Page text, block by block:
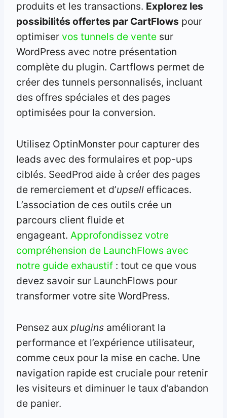
produits et les transactions. Explorez les
possibilités offertes par CartFlows pour
optimiser vos tunnels de vente sur
WordPress avec notre présentation
complète du plugin. Cartflows permet de
créer des tunnels personnalisés, incluant
des offres spéciales et des pages
optimisées pour la conversion.
Utilisez OptinMonster pour capturer des
leads avec des formulaires et pop-ups
ciblés. SeedProd aide à créer des pages
de remerciement et d’upsell efficaces.
L’association de ces outils crée un
parcours client fluide et
engageant. Approfondissez votre
compréhension de LaunchFlows avec
notre guide exhaustif : tout ce que vous
devez savoir sur LaunchFlows pour
transformer votre site WordPress.
Pensez aux plugins améliorant la
performance et l’expérience utilisateur,
comme ceux pour la mise en cache. Une
navigation rapide est cruciale pour retenir
les visiteurs et diminuer le taux d’abandon
de panier.